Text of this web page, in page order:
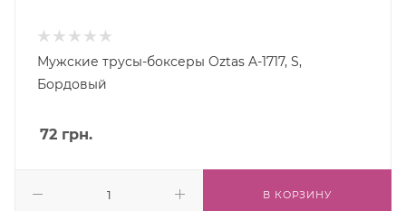
Мужские трусы-боксеры Oztas A-1717, S,
Бордовый
72 грн.
В КОРЗИНУ